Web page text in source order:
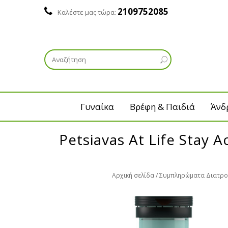
Καλέστε μας τώρα: 2109752085
Γυναίκα Βρέφη & Παιδιά
Petsiavas At Life Stay
Αρχική σελίδα Συμπληρώματα